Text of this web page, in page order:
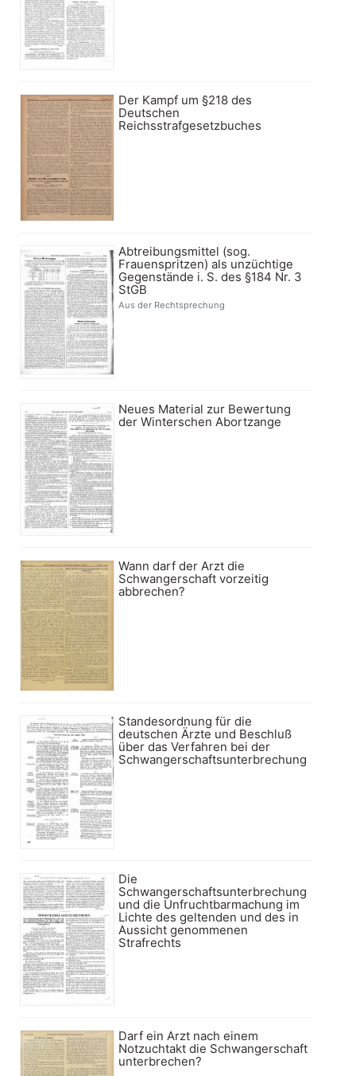
Der Kampf um §218 des
Deutschen
Reichsstrafgesetzbuches
Abtreibungsmittel (sog.
Frauenspritzen) als unzüchtige
Gegenstände i. S. des §184 Nr. 3
StGB
Aus der Rechtsprechung
Neues Material zur Bewertung
der Winterschen Abortzange
Wann darf der Arzt die
Schwangerschaft vorzeitig
abbrechen?
Standesordnung für die
deutschen Ärzte und Beschluß
über das Verfahren bei der
Schwangerschaftsunterbrechung
Die
Schwangerschaftsunterbrechung
und die Unfruchtbarmachung im
Lichte des geltenden und des in
Aussicht genommenen
Strafrechts
Darf ein Arzt nach einem
Notzuchtakt die Schwangerschaft
unterbrechen?